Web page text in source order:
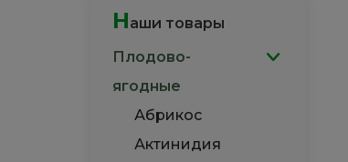
Наши товары
Плодово-
ягодные
Абрикос
Актинидия